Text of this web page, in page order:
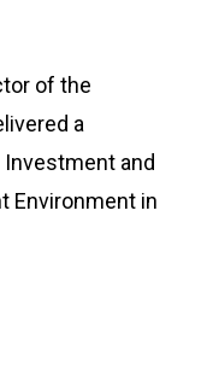
of the
a
and
Environment in